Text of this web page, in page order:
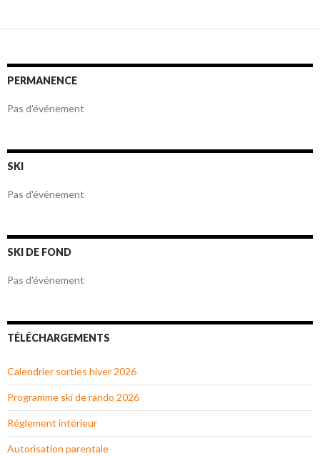
PERMANENCE
Pas d'événement
SKI
Pas d'événement
SKI DE FOND
Pas d'événement
TÉLÉCHARGEMENTS
Calendrier sorties hiver 2026
Programme ski de rando 2026
Réglement intérieur
Autorisation parentale